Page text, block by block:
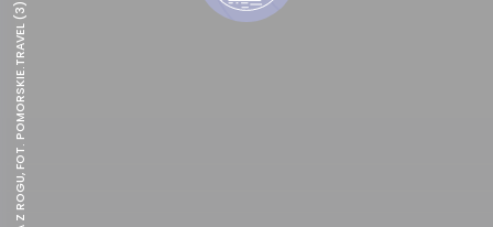
TABAKIERA Z ROGU, FOT. POMORSKIE.TRAVEL (3)